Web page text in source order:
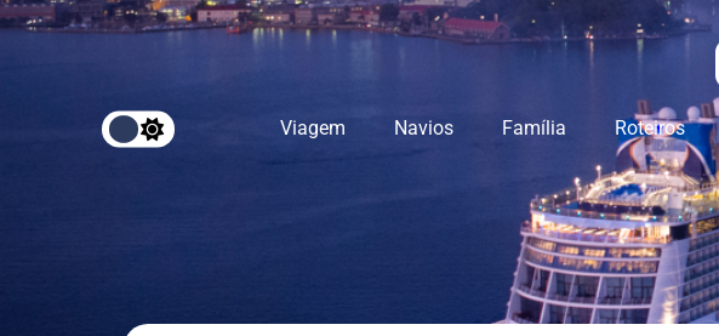
Viagem Navios Família Roteiros